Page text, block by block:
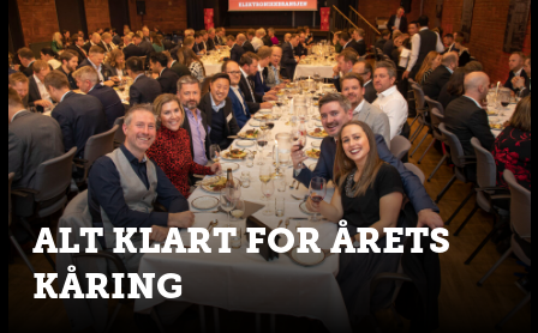
ALT KLART FOR ÅRETS
KÅRING